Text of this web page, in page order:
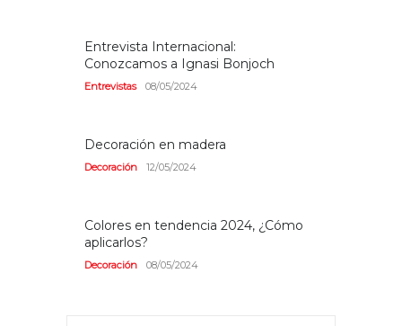
Entrevista Internacional:
Conozcamos a Ignasi Bonjoch
Entrevistas 08/05/2024
Decoración en madera
Decoración 12/05/2024
Colores en tendencia 2024, ¿Cómo
aplicarlos?
Decoración 08/05/2024